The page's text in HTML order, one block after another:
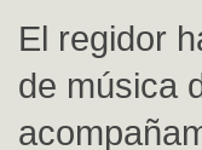
El regidor
de música